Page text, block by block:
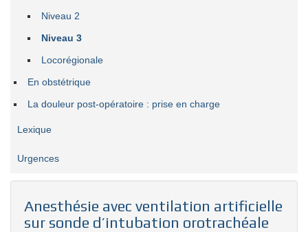
Niveau 2
Niveau 3
Locorégionale
En obstétrique
La douleur post-opératoire : prise en charge
Lexique
Urgences
Anesthésie avec ventilation artificielle
sur sonde d’intubation orotrachéale